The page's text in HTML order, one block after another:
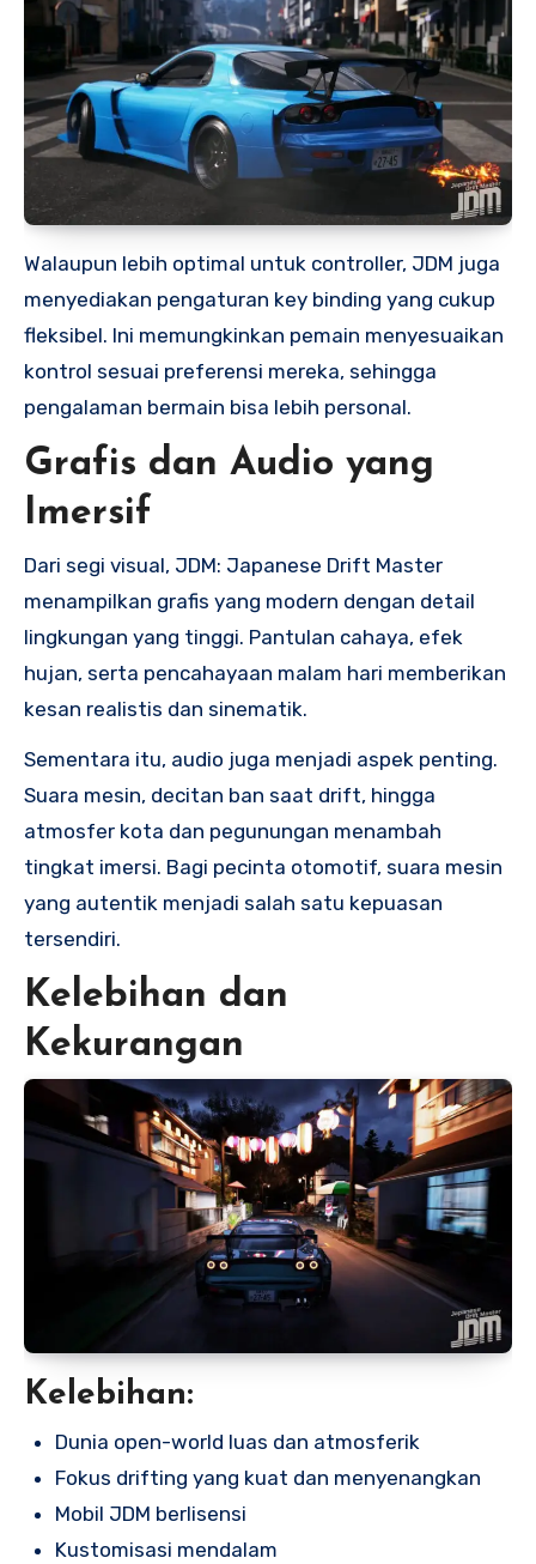
Walaupun lebih optimal untuk controller, JDM juga
menyediakan pengaturan key binding yang cukup
fleksibel. Ini memungkinkan pemain menyesuaikan
kontrol sesuai preferensi mereka, sehingga
pengalaman bermain bisa lebih personal.
Grafis dan Audio yang
Imersif
Dari segi visual, JDM: Japanese Drift Master
menampilkan grafis yang modern dengan detail
lingkungan yang tinggi. Pantulan cahaya, efek
hujan, serta pencahayaan malam hari memberikan
kesan realistis dan sinematik.
Sementara itu, audio juga menjadi aspek penting.
Suara mesin, decitan ban saat drift, hingga
atmosfer kota dan pegunungan menambah
tingkat imersi. Bagi pecinta otomotif, suara mesin
yang autentik menjadi salah satu kepuasan
tersendiri.
Kelebihan dan
Kekurangan
Kelebihan:
Dunia open-world luas dan atmosferik
Fokus drifting yang kuat dan menyenangkan
Mobil JDM berlisensi
Kustomisasi mendalam